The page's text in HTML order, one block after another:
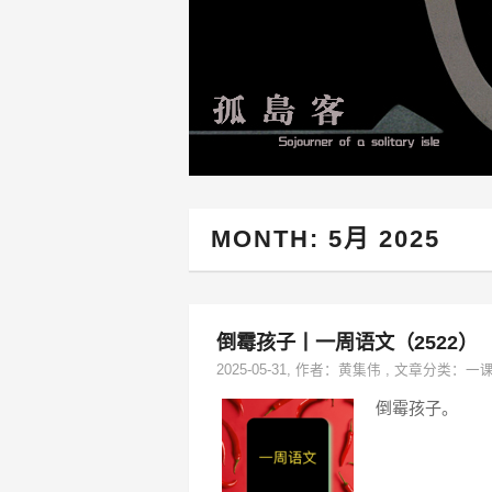
MONTH: 5月 2025
倒霉孩子丨一周语文（2522）
2025-05-31, 作者： 黄集伟 , 文章分类： 一
倒霉孩子。